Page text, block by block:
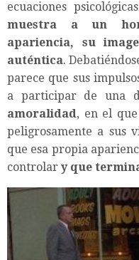
ecuaciones
muestra a un
apariencia, su
auténtica.
parece que sus
a participar de una
amoralidad, en el
peligrosamente a sus
que esa propia
controlar y que